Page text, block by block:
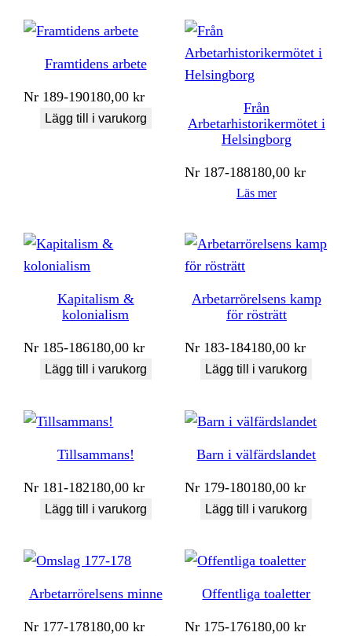
Framtidens arbete
Nr 189-190180,00kr
Lägg till i varukorg
Från
Arbetarhistorikermötet i
Helsingborg
Nr 187-188180,00kr
Läs mer
Kapitalism &
kolonialism
Nr 185-186180,00kr
Lägg till i varukorg
Arbetarrörelsens kamp
för rösträtt
Nr 183-184180,00kr
Lägg till i varukorg
Tillsammans!
Nr 181-182180,00kr
Lägg till i varukorg
Barn i välfärdslandet
Nr 179-180180,00kr
Lägg till i varukorg
Arbetarrörelsens minne
Nr 177-178180,00kr
Offentliga toaletter
Nr 175-176180,00kr